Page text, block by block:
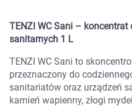
TENZI WC Sani –
sanitarnych 1 L
TENZI WC Sani to
przeznaczony do
sanitariatów oraz urządzeń
kamień wapienny, złogi